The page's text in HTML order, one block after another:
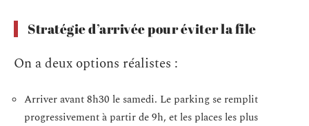
Stratégie d’arrivée pour éviter la file
On a deux options réalistes :
Arriver avant 8h30 le samedi. Le parking se remplit
progressivement à partir de 9h, et les places les plus